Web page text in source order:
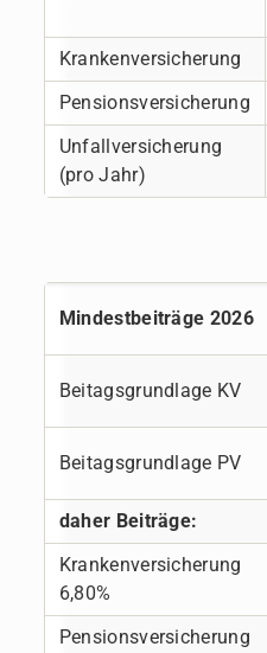
Krankenversicherung
Pensionsversicherung
Unfallversicherung
(pro Jahr)
Mindestbeiträge 2026
Beitagsgrundlage KV
Beitagsgrundlage PV
daher Beiträge:
Krankenversicherung
6,80%
Pensionsversicherung